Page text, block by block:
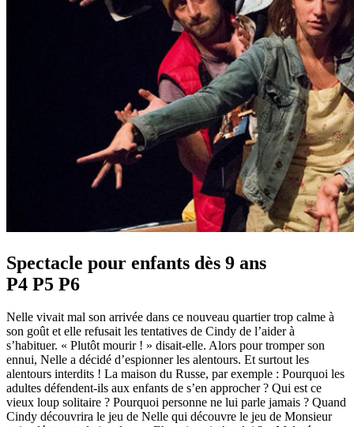
Spectacle pour enfants dès 9 ans
P4 P5 P6
Nelle vivait mal son arrivée dans ce nouveau quartier trop calme à
son goût et elle refusait les tentatives de Cindy de l’aider à
s’habituer. « Plutôt mourir ! » disait-elle. Alors pour tromper son
ennui, Nelle a décidé d’espionner les alentours. Et surtout les
alentours interdits ! La maison du Russe, par exemple : Pourquoi les
adultes défendent-ils aux enfants de s’en approcher ? Qui est ce
vieux loup solitaire ? Pourquoi personne ne lui parle jamais ? Quand
Cindy découvrira le jeu de Nelle qui découvre le jeu de Monsieur